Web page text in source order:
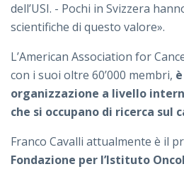
dell’USI. - Pochi in Svizzera
scientifiche di questo valore».
L’American Association for
con i suoi oltre 60’000 membri,
organizzazione a livello
che si occupano di ricerca sul
Franco Cavalli attualmente è il
Fondazione per l’Istituto